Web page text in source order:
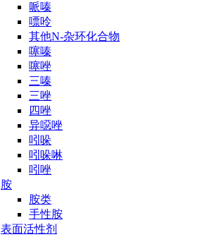
哌嗪
嘌呤
其他N-杂环化合物
噻嗪
噻唑
三嗪
三唑
四唑
异噁唑
吲哚
吲哚啉
吲唑
胺
胺类
手性胺
表面活性剂